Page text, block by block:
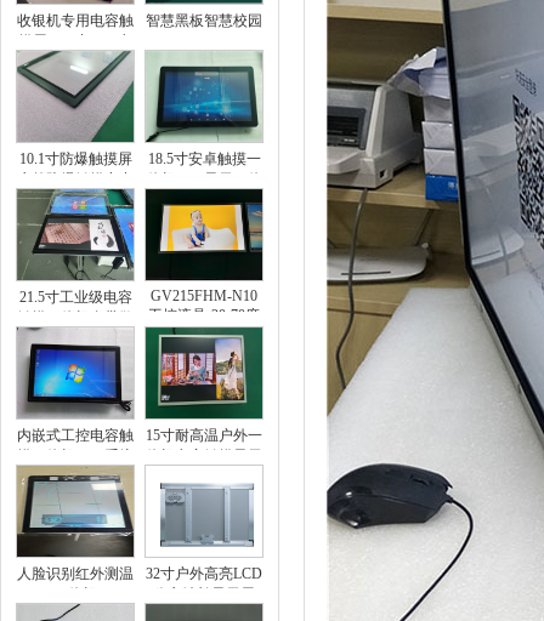
收银机专用电容触
容触摸屏双画面收
银机电容触摸
智慧黑板智慧校园
10.1寸防爆触摸屏
电容触摸屏
18.5寸安卓触摸一
机智能触摸显示器
人机交互触摸
21.5寸工业级电容
显示一体机
GV215FHM-N10
工控液晶-20-70度
户外柜体显示LCD
工控液晶屏
内嵌式工控电容触
机器人设备DIY电
脑一体机I3I5I7
15寸耐高温户外一
人脸识别红外测温
32寸户外高亮LCD